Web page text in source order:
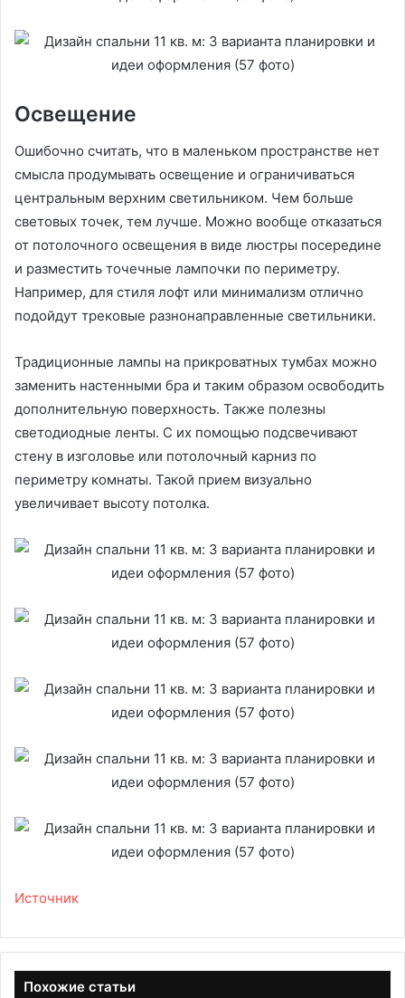
Освещение
Ошибочно считать, что в маленьком пространстве нет
смысла продумывать освещение и ограничиваться
центральным верхним светильником. Чем больше
световых точек, тем лучше. Можно вообще отказаться
от потолочного освещения в виде люстры посередине
и разместить точечные лампочки по периметру.
Например, для стиля лофт или минимализм отлично
подойдут трековые разнонаправленные светильники.
Традиционные лампы на прикроватных тумбах можно
заменить настенными бра и таким образом освободить
дополнительную поверхность. Также полезны
светодиодные ленты. С их помощью подсвечивают
стену в изголовье или потолочный карниз по
периметру комнаты. Такой прием визуально
увеличивает высоту потолка.
Источник
Похожие статьи